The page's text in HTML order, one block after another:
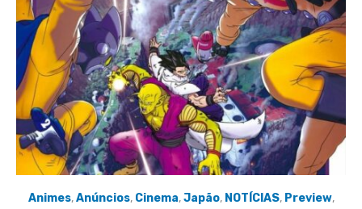
Animes,Anúncios, Cinema,Japão, NOTÍCIAS, Preview,